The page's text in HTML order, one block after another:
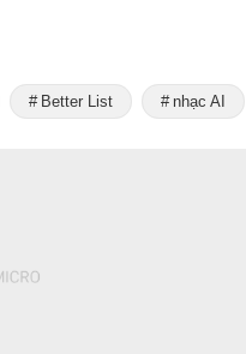
Better List nhạc AI